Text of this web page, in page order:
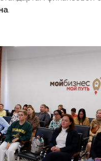
.